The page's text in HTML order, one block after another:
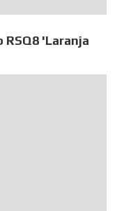
RSQ8 'Laranja